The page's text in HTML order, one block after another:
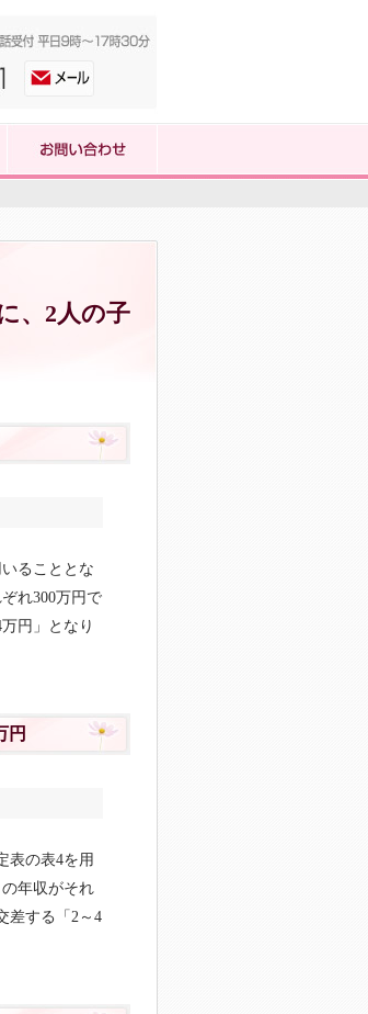
、2人の子
ることとな
れ300万円で
円」となり
円
表の表4を用
年収がそれ
差する「2～4